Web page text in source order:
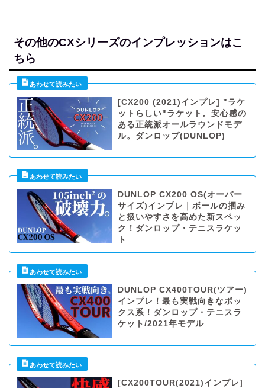
その他のCXシリーズのインプレッションはこ
ちら
[CX200 (2021)インプレ] "ラケ
ットらしい"ラケット。安心感の
ある正統派オールラウンドモデ
ル。ダンロップ(DUNLOP)
DUNLOP CX200 OS(オーバー
サイズ)インプレ｜ボールの掴み
と扱いやすさを高めた新スペッ
ク！ダンロップ・テニスラケッ
ト
DUNLOP CX400TOUR(ツアー)
インプレ！最も実戦向きなボッ
クス系！ダンロップ・テニスラ
ケット/2021年モデル
[CX200TOUR(2021)インプレ]